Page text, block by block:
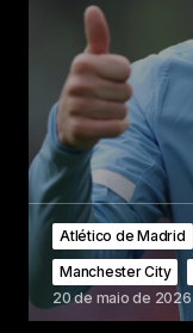
Atlético de Madrid
Manchester City
20 de maio de 2026